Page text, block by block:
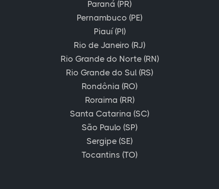
Paraná (PR)
Pernambuco (PE)
Piauí (PI)
Rio de Janeiro (RJ)
Rio Grande do Norte (RN)
Rio Grande do Sul (RS)
Rondônia (RO)
Roraima (RR)
Santa Catarina (SC)
São Paulo (SP)
Sergipe (SE)
Tocantins (TO)